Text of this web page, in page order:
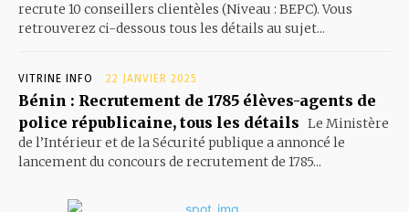
recrute 10 conseillers clientèles (Niveau : BEPC). Vous
retrouverez ci-dessous tous les détails au sujet...
VITRINE INFO 22 JANVIER 2025
Bénin : Recrutement de 1785 élèves-agents de
police républicaine, tous les détails Le Ministère
de l’Intérieur et de la Sécurité publique a annoncé le
lancement du concours de recrutement de 1785...